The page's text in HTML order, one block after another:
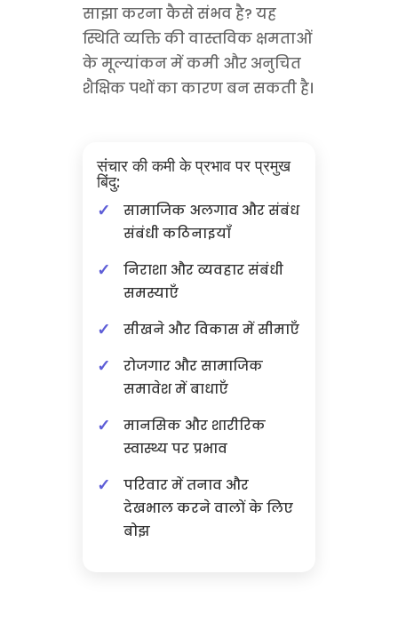
साझा करना कैसे संभव है? यह
स्थिति व्यक्ति की वास्तविक क्षमताओं
के मूल्यांकन में कमी और अनुचित
शैक्षिक पथों का कारण बन सकती है।
संचार की कमी के प्रभाव पर प्रमुख
बिंदु:
सामाजिक अलगाव और संबंध
संबंधी कठिनाइयाँ
निराशा और व्यवहार संबंधी
समस्याएँ
सीखने और विकास में सीमाएँ
रोजगार और सामाजिक
समावेश में बाधाएँ
मानसिक और शारीरिक
स्वास्थ्य पर प्रभाव
परिवार में तनाव और
देखभाल करने वालों के लिए
बोझ